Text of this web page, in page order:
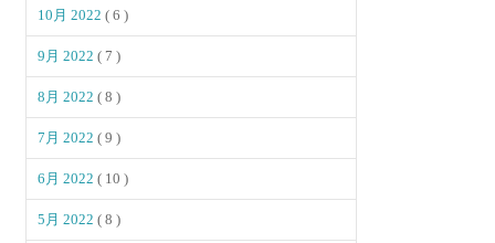
10月 2022( 6 )
9月 2022( 7 )
8月 2022( 8 )
7月 2022( 9 )
6月 2022( 10 )
5月 2022( 8 )